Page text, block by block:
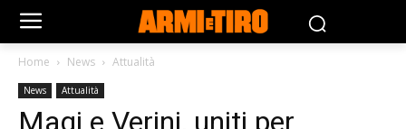
Home News Attualità
News Attualità
Magi e Verini, uniti per